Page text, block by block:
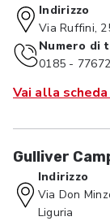
Indirizzo
Via Ruffini,
Numero di
0185 -
Vai alla
Gulliver
Indirizzo
Via Don
Liguria